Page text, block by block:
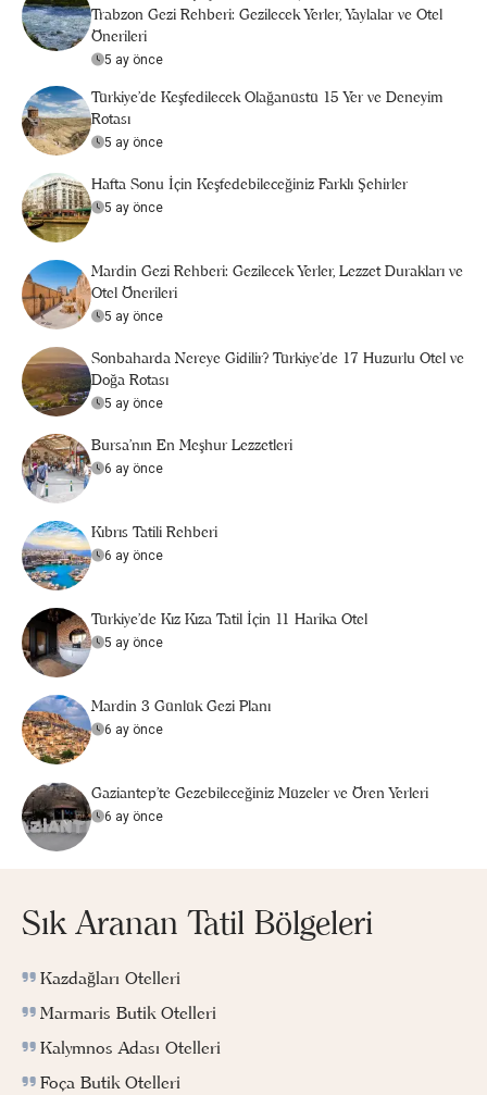
Trabzon Gezi Rehberi: Gezilecek Yerler, Yaylalar ve Otel
Önerileri
5 ay önce
Türkiye’de Keşfedilecek Olağanüstü 15 Yer ve Deneyim
Rotası
5 ay önce
Hafta Sonu İçin Keşfedebileceğiniz Farklı Şehirler
5 ay önce
Mardin Gezi Rehberi: Gezilecek Yerler, Lezzet Durakları ve
Otel Önerileri
5 ay önce
Sonbaharda Nereye Gidilir? Türkiye’de 17 Huzurlu Otel ve
Doğa Rotası
5 ay önce
Bursa’nın En Meşhur Lezzetleri
6 ay önce
Kıbrıs Tatili Rehberi
6 ay önce
Türkiye’de Kız Kıza Tatil İçin 11 Harika Otel
5 ay önce
Mardin 3 Günlük Gezi Planı
6 ay önce
Gaziantep'te Gezebileceğiniz Müzeler ve Ören Yerleri
6 ay önce
Sık Aranan Tatil Bölgeleri
Kazdağları Otelleri
Marmaris Butik Otelleri
Kalymnos Adası Otelleri
Foça Butik Otelleri